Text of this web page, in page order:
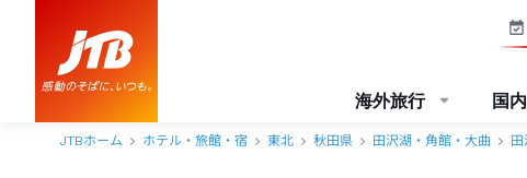
海外旅行 国
JTBホーム ホテル・旅館・宿 東北 秋田県 田沢湖・角館・大曲